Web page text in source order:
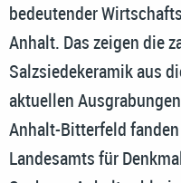
bedeutender
Anhalt. Das zeigen die
Salzsiedekeramik aus
aktuellen
Anhalt-Bitterfeld
Landesamts für